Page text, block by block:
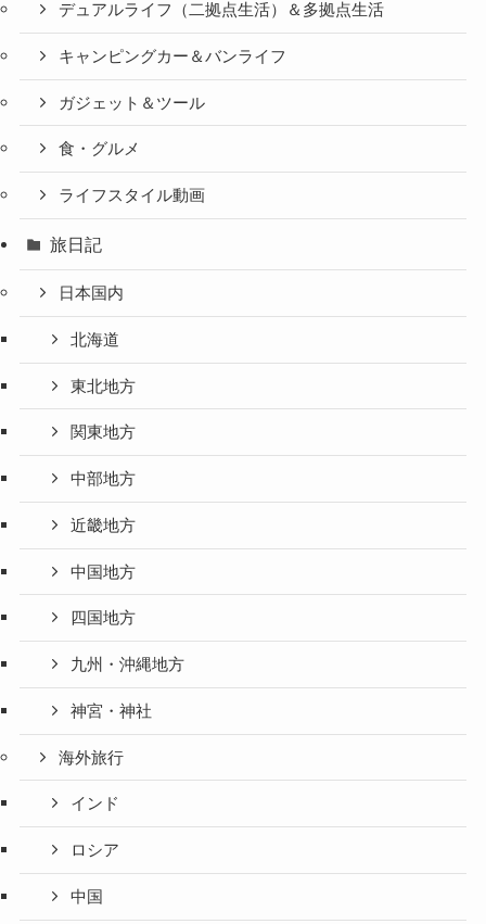
デュアルライフ（二拠点生活）＆多拠点生活
キャンピングカー＆バンライフ
ガジェット＆ツール
食・グルメ
ライフスタイル動画
旅日記
日本国内
北海道
東北地方
関東地方
中部地方
近畿地方
中国地方
四国地方
九州・沖縄地方
神宮・神社
海外旅行
インド
ロシア
中国